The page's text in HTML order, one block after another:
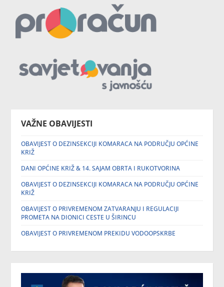
VAŽNE OBAVIJESTI
OBAVIJEST O DEZINSEKCIJI KOMARACA NA PODRUČJU OPĆINE
KRIŽ
DANI OPĆINE KRIŽ & 14. SAJAM OBRTA I RUKOTVORINA
OBAVIJEST O DEZINSEKCIJI KOMARACA NA PODRUČJU OPĆINE
KRIŽ
OBAVIJEST O PRIVREMENOM ZATVARANJU I REGULACIJI
PROMETA NA DIONICI CESTE U ŠIRINCU
OBAVIJEST O PRIVREMENOM PREKIDU VODOOPSKRBE